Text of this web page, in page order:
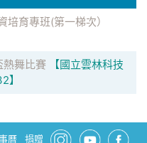
培育專班(第一梯次）
舞比賽
【國立雲林科技
】
曆 捐贈